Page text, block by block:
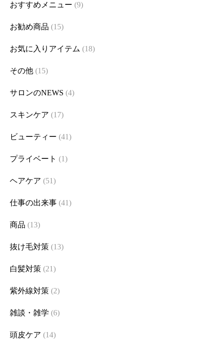
おすすめメニュー (9)
お勧め商品 (15)
お気に入りアイテム (18)
その他 (15)
サロンのNEWS (4)
スキンケア (17)
ビューティー (41)
プライベート (1)
ヘアケア (51)
仕事の出来事 (41)
商品 (13)
抜け毛対策 (13)
白髪対策 (21)
紫外線対策 (2)
雑談・雑学 (6)
頭皮ケア (14)